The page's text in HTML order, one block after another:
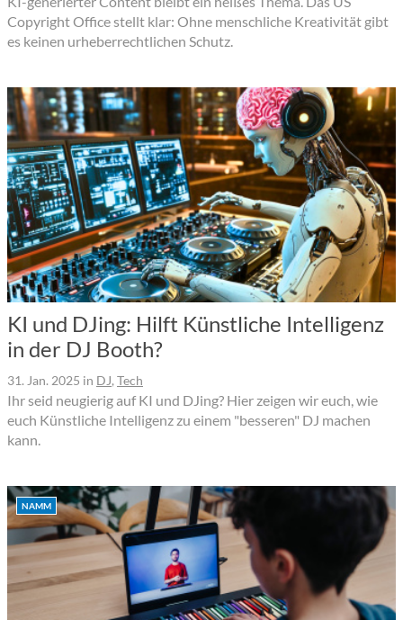
Copyright Office stellt klar: Ohne menschliche Kreativität gibt
es keinen urheberrechtlichen Schutz.
KI und DJing: Hilft Künstliche Intelligenz
in der DJ Booth?
31. Jan. 2025 in DJ, Tech
Ihr seid neugierig auf KI und DJing? Hier zeigen wir euch, wie
euch Künstliche Intelligenz zu einem "besseren" DJ machen
kann.
NAMM